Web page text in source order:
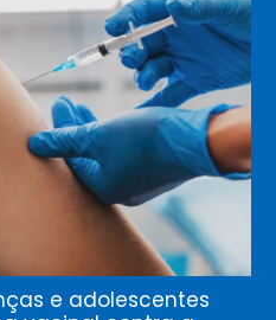
e adolescentes